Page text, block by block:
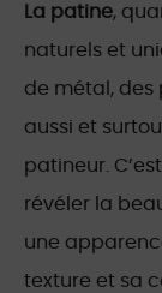
La patine,
naturels et
de métal, des
aussi et
patineur.
révéler la
une
texture et sa